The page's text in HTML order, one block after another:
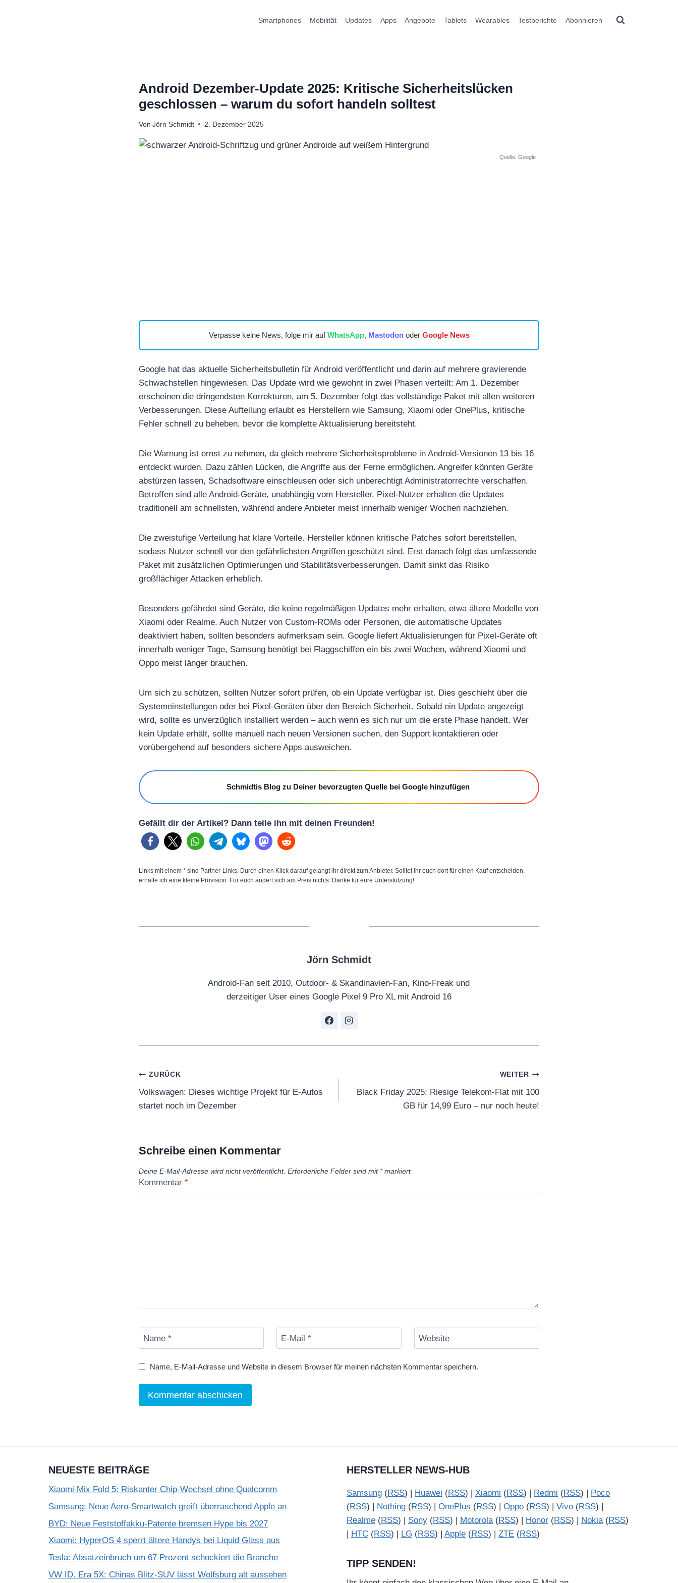
Smartphones Mobilität Updates Apps Angebote Tablets Wearables Testberichte Abonnieren
Android Dezember-Update 2025: Kritische Sicherheitslücken
geschlossen – warum du sofort handeln solltest
Von Jörn Schmidt 2. Dezember 2025
Quelle: Google
Verpasse keine News, folge mir aufWhatsApp, Mastodonoder Google News
Google hat das aktuelle Sicherheitsbulletin für Android veröffentlicht und darin auf mehrere gravierende
Schwachstellen hingewiesen. Das Update wird wie gewohnt in zwei Phasen verteilt: Am 1. Dezember
erscheinen die dringendsten Korrekturen, am 5. Dezember folgt das vollständige Paket mit allen weiteren
Verbesserungen. Diese Aufteilung erlaubt es Herstellern wie Samsung, Xiaomi oder OnePlus, kritische
Fehler schnell zu beheben, bevor die komplette Aktualisierung bereitsteht.
Die Warnung ist ernst zu nehmen, da gleich mehrere Sicherheitsprobleme in Android-Versionen 13 bis 16
entdeckt wurden. Dazu zählen Lücken, die Angriffe aus der Ferne ermöglichen. Angreifer könnten Geräte
abstürzen lassen, Schadsoftware einschleusen oder sich unberechtigt Administratorrechte verschaffen.
Betroffen sind alle Android-Geräte, unabhängig vom Hersteller. Pixel-Nutzer erhalten die Updates
traditionell am schnellsten, während andere Anbieter meist innerhalb weniger Wochen nachziehen.
Die zweistufige Verteilung hat klare Vorteile. Hersteller können kritische Patches sofort bereitstellen,
sodass Nutzer schnell vor den gefährlichsten Angriffen geschützt sind. Erst danach folgt das umfassende
Paket mit zusätzlichen Optimierungen und Stabilitätsverbesserungen. Damit sinkt das Risiko
großflächiger Attacken erheblich.
Besonders gefährdet sind Geräte, die keine regelmäßigen Updates mehr erhalten, etwa ältere Modelle von
Xiaomi oder Realme. Auch Nutzer von Custom-ROMs oder Personen, die automatische Updates
deaktiviert haben, sollten besonders aufmerksam sein. Google liefert Aktualisierungen für Pixel-Geräte oft
innerhalb weniger Tage, Samsung benötigt bei Flaggschiffen ein bis zwei Wochen, während Xiaomi und
Oppo meist länger brauchen.
Um sich zu schützen, sollten Nutzer sofort prüfen, ob ein Update verfügbar ist. Dies geschieht über die
Systemeinstellungen oder bei Pixel-Geräten über den Bereich Sicherheit. Sobald ein Update angezeigt
wird, sollte es unverzüglich installiert werden – auch wenn es sich nur um die erste Phase handelt. Wer
kein Update erhält, sollte manuell nach neuen Versionen suchen, den Support kontaktieren oder
vorübergehend auf besonders sichere Apps ausweichen.
Schmidtis Blog zu Deiner bevorzugten Quelle bei Google hinzufügen
Gefällt dir der Artikel? Dann teile ihn mit deinen Freunden!
Links mit einem * sind Partner-Links. Durch einen Klick darauf gelangt ihr direkt zum Anbieter. Solltet ihr euch dort für einen Kauf entscheiden,
erhalte ich eine kleine Provision. Für euch ändert sich am Preis nichts. Danke für eure Unterstützung!
Jörn Schmidt
Android-Fan seit 2010, Outdoor- & Skandinavien-Fan, Kino-Freak und
derzeitiger User eines Google Pixel 9 Pro XL mit Android 16
Beitragsnavigation
ZURÜCK
Volkswagen: Dieses wichtige Projekt für E-Autos
startet noch im Dezember
WEITER
Black Friday 2025: Riesige Telekom-Flat mit 100
GB für 14,99 Euro – nur noch heute!
Schreibe einen Kommentar
Deine E-Mail-Adresse wird nicht veröffentlicht. Erforderliche Felder sind mit *markiert
Kommentar *
Name * E-Mail * Website
Name, E-Mail-Adresse und Website in diesem Browser für meinen nächsten Kommentar speichern.
NEUESTE BEITRÄGE
Xiaomi Mix Fold 5: Riskanter Chip-Wechsel ohne Qualcomm
Samsung: Neue Aero-Smartwatch greift überraschend Apple an
BYD: Neue Feststoffakku-Patente bremsen Hype bis 2027
Xiaomi: HyperOS 4 sperrt ältere Handys bei Liquid Glass aus
Tesla: Absatzeinbruch um 67 Prozent schockiert die Branche
VW ID. Era 5X: Chinas Blitz-SUV lässt Wolfsburg alt aussehen
HERSTELLER NEWS-HUB
Samsung (RSS) | Huawei (RSS) | Xiaomi (RSS) | Redmi (RSS) | Poco
(RSS) | Nothing (RSS) | OnePlus (RSS) | Oppo (RSS) | Vivo (RSS) |
Realme (RSS) | Sony (RSS) | Motorola(RSS) | Honor (RSS) | Nokia(RSS)
| HTC (RSS) | LG (RSS) | Apple (RSS) | ZTE (RSS)
TIPP SENDEN!